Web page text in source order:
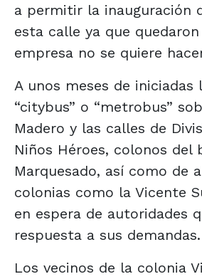
a permitir la inauguración
esta calle ya que
empresa no se quiere
A unos meses de iniciadas
“citybus” o “metrobus”
Madero y las calles de
Niños Héroes, colonos del
Marquesado, así como de
colonias como la Vicente
en espera de autoridades
respuesta a sus demandas.
Los vecinos de la colonia